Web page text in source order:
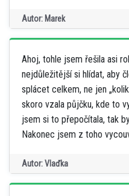
Autor: Marek
Ahoj, tohle jsem řešila asi
nejdůležitější si hlídat, aby
splácet celkem, ne jen
skoro vzala půjčku, kde to
jsem si to přepočítala, tak
Nakonec jsem z toho
Autor: Vlaďka